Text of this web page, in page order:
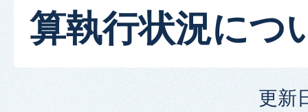
算執行状況につ
更新